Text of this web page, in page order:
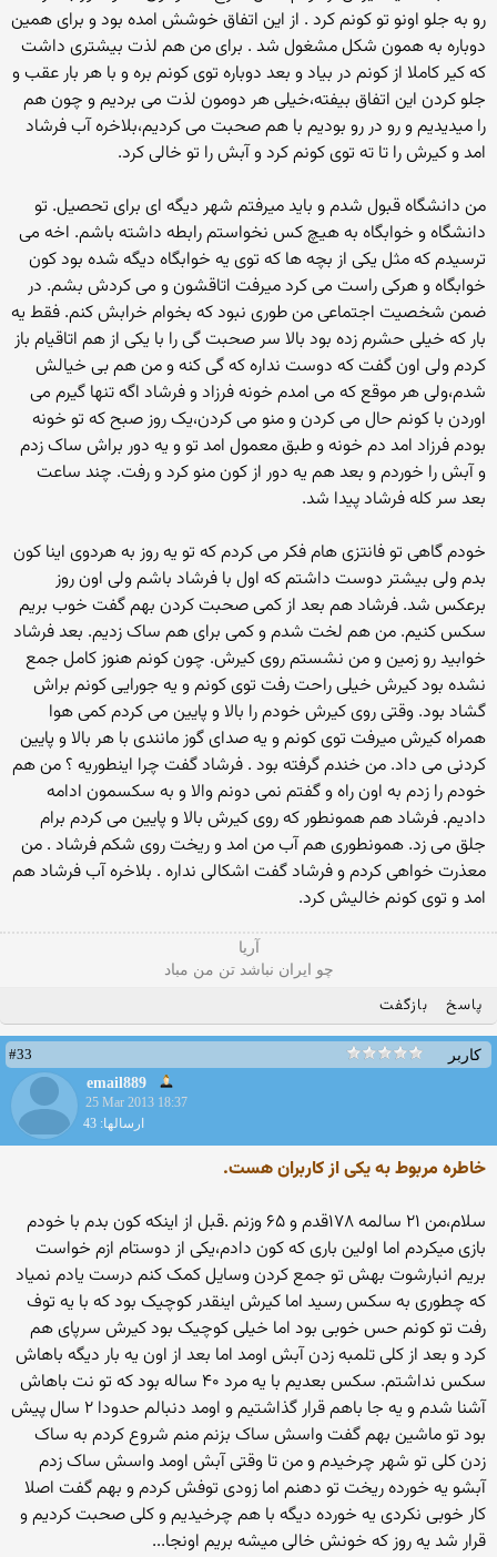
رو به جلو اونو تو کونم کرد . از این اتفاق خوشش امده بود و برای همین
دوباره به همون شکل مشغول شد . برای من هم لذت بیشتری داشت
که کیر کاملا از کونم در بیاد و بعد دوباره توی کونم بره و با هر بار عقب و
جلو کردن این اتفاق بیفته،خیلی هر دومون لذت می بردیم و چون هم
را میدیدیم و رو در رو بودیم با هم صحبت می کردیم،بلاخره آب فرشاد
امد و کیرش را تا ته توی کونم کرد و آبش را تو خالی کرد.
من دانشگاه قبول شدم و باید میرفتم شهر دیگه ای برای تحصیل. تو
دانشگاه و خوابگاه به هیچ کس نخواستم رابطه داشته باشم. اخه می
ترسیدم که مثل یکی از بچه ها که توی یه خوابگاه دیگه شده بود کون
خوابگاه و هرکی راست می کرد میرفت اتاقشون و می کردش بشم. در
ضمن شخصیت اجتماعی من طوری نبود که بخوام خرابش کنم. فقط یه
بار که خیلی حشرم زده بود بالا سر صحبت گی را با یکی از هم اتاقیام باز
کردم ولی اون گفت که دوست نداره که گی کنه و من هم بی خیالش
شدم،ولی هر موقع که می امدم خونه فرزاد و فرشاد اگه تنها گیرم می
اوردن با کونم حال می کردن و منو می کردن،یک روز صبح که تو خونه
بودم فرزاد امد دم خونه و طبق معمول امد تو و یه دور براش ساک زدم
و آبش را خوردم و بعد هم یه دور از کون منو کرد و رفت. چند ساعت
بعد سر کله فرشاد پیدا شد.
خودم گاهی تو فانتزی هام فکر می کردم که تو یه روز به هردوی اینا کون
بدم ولی بیشتر دوست داشتم که اول با فرشاد باشم ولی اون روز
برعکس شد. فرشاد هم بعد از کمی صحبت کردن بهم گفت خوب بریم
سکس کنیم. من هم لخت شدم و کمی برای هم ساک زدیم. بعد فرشاد
خوابید رو زمین و من نشستم روی کیرش. چون کونم هنوز کامل جمع
نشده بود کیرش خیلی راحت رفت توی کونم و یه جورایی کونم براش
گشاد بود. وقتی روی کیرش خودم را بالا و پایین می کردم کمی هوا
همراه کیرش میرفت توی کونم و یه صدای گوز مانندی با هر بالا و پایین
کردنی می داد. من خندم گرفته بود . فرشاد گفت چرا اینطوریه ؟ من هم
خودم را زدم به اون راه و گفتم نمی دونم والا و به سکسمون ادامه
دادیم. فرشاد هم همونطور که روی کیرش بالا و پایین می کردم برام
جلق می زد. همونطوری هم آب من امد و ریخت روی شکم فرشاد . من
معذرت خواهی کردم و فرشاد گفت اشکالی نداره . بلاخره آب فرشاد هم
امد و توی کونم خالیش کرد.
آریا
چو ایران نباشد تن من مباد
پاسخ بازگفت
کاربر
#33
email889
25 Mar 2013 18:37
ارسالها: 43
خاطره مربوط به یکی از کاربران هست.
سلام،من ۲۱ سالمه ۱۷۸قدم و ۶۵ وزنم .قبل از اینکه کون بدم با خودم
بازی میکردم اما اولین باری که کون دادم،یکی از دوستام ازم خواست
بریم انبارشوت بهش تو جمع کردن وسایل کمک کنم درست یادم نمیاد
که چطوری به سکس رسید اما کیرش اینقدر کوچیک بود که با یه توف
رفت تو کونم حس خوبی بود اما خیلی کوچیک بود کیرش سرپای هم
کرد و بعد از کلی تلمبه زدن آبش اومد اما بعد از اون یه بار دیگه باهاش
سکس نداشتم. سکس بعدیم با یه مرد ۴۰ ساله بود که تو نت باهاش
آشنا شدم و یه جا باهم قرار گذاشتیم و اومد دنبالم حدودا ۲ سال پیش
بود تو ماشین بهم گفت واسش ساک بزنم منم شروع کردم به ساک
زدن کلی تو شهر چرخیدم و من تا وقتی آبش اومد واسش ساک زدم
آبشو یه خورده ریخت تو دهنم اما زودی توفش کردم و بهم گفت اصلا
کار خوبی نکردی یه خورده دیگه با هم چرخیدیم و کلی صحبت کردیم و
قرار شد یه روز که خونش خالی میشه بریم اونجا...